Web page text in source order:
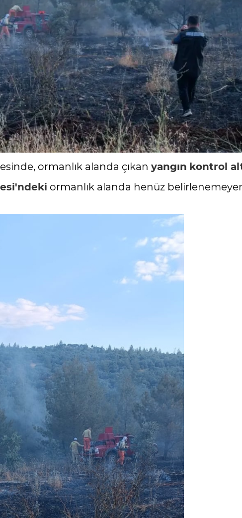
ormanlık alanda çıkan yangın kontrol
ormanlık alanda henüz